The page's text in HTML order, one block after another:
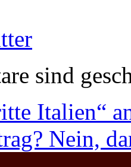
sind
Italien“
Nein,